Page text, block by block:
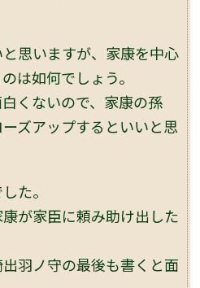
思いますが、家康を中心
は如何でしょう。
くないので、家康の孫
ーズアップするといいと思
た。
が家臣に頼み助け出した
羽ノ守の最後も書くと面